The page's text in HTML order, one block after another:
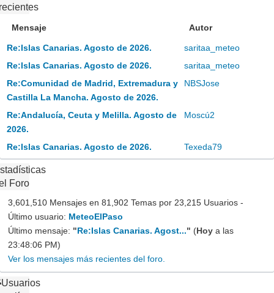
Mensaje Autor
Re:Islas Canarias. Agosto de 2026.
saritaa_meteo
Re:Islas Canarias. Agosto de 2026.
saritaa_meteo
Re:Comunidad de Madrid, Extremadura y
Castilla La Mancha. Agosto de 2026.
NBSJose
Re:Andalucía, Ceuta y Melilla. Agosto de
2026.
Moscú2
Re:Islas Canarias. Agosto de 2026. Texeda79
Foro
3,601,510 Mensajes en 81,902 Temas por 23,215 Usuarios -
Último usuario: MeteoElPaso
Último mensaje: "Re:Islas Canarias. Agost..." (Hoy a las
23:48:06 PM)
Ver los mensajes más recientes del foro.
Usuarios